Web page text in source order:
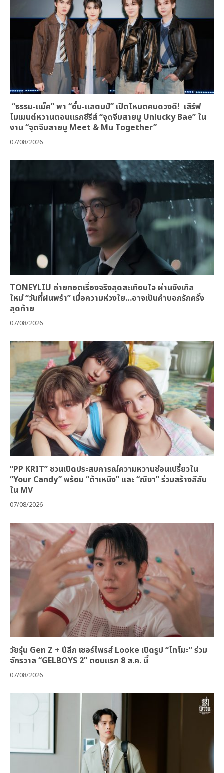
“ธรรม-แม็ค” พา “อั๋น-แสตมป์” เปิดโหมดคนดวงดี! เสิร์ฟ
โมเมนต์หวานตอนแรกซีรีส์ “จุดจีบสายมู Unlucky Bae” ใน
งาน “จุดจีบสายมู Meet & Mu Together”
07/08/2026
TONEYLIU ถ่ายทอดเรื่องจริงสุดสะเทือนใจ ผ่านซิงเกิล
ใหม่ “วันที่ฝนพรำ” เมื่อความห่วงใย…อาจเป็นคำบอกรักครั้ง
สุดท้าย
07/08/2026
“PP KRIT” ชวนเปิดประสบการณ์ความหวานซ่อนเปรี้ยวใน
“Your Candy” พร้อม “ต้าเหนิง” และ “ณิชา” ร่วมสร้างสีสัน
ใน MV
07/08/2026
วัยรุ่น Gen Z + ปีลึก เซอร์ไพรส์ Looke เปิดรูป “โทโมะ” ร่วม
จักรวาล “GELBOYS 2” ตอนแรก 8 ส.ค. นี้
07/08/2026